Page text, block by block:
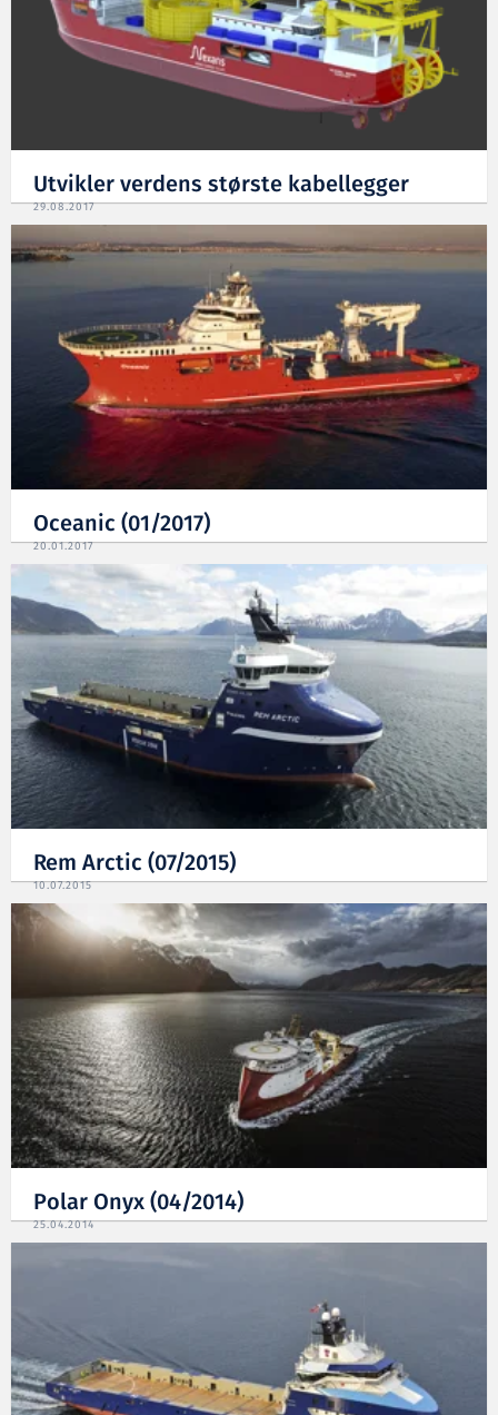
Utvikler verdens største kabellegger
29.08.2017
Oceanic (01/2017)
20.01.2017
Rem Arctic (07/2015)
10.07.2015
Polar Onyx (04/2014)
25.04.2014